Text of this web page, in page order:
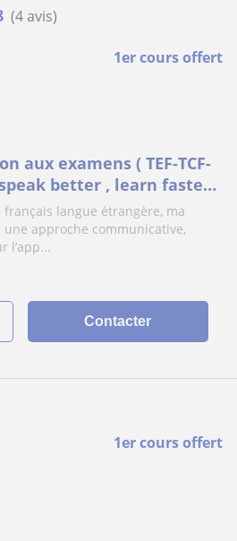
1er cours offert
(4 avis)
aux examens ( TEF-TCF-
speak better , learn faster-
moi
français langue étrangère, ma
approche communicative,
l’app...
Contacter
1er cours offert